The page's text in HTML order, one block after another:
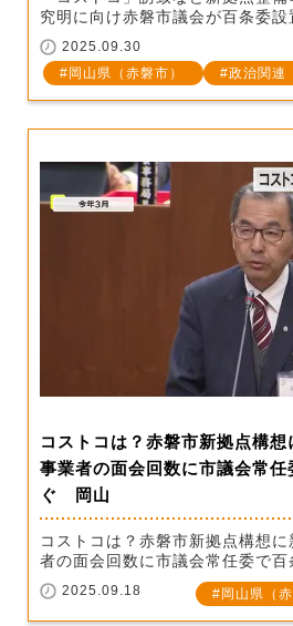
究明に向け赤磐市議会が百条委設
2025.09.30
岡山県（赤磐市）
政治関連
コストコは？赤磐市新拠点構
事業者の面会回数に市議会常任
ぐ 岡山
コストコは？赤磐市新拠点構想
者の面会回数に市議会常任委で
2025.09.18 岡山県（赤